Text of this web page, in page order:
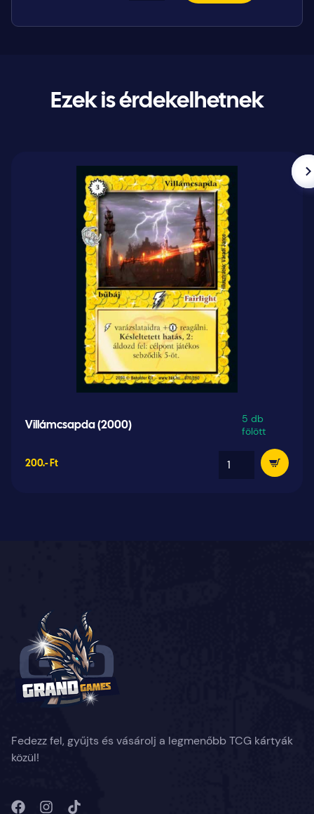
Ezek is érdekelhetnek
Villámcsapda (2000)
5 db
fölött
200.- Ft
Fedezz fel, gyűjts és vásárolj a legmenőbb TCG kártyák
közül!